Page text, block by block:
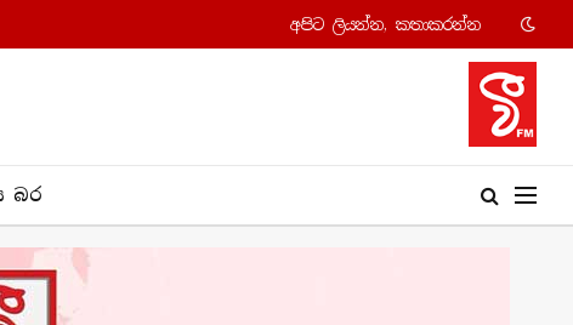
අපි​ට ලියන්න, කතාකරන්​න
බ​ර